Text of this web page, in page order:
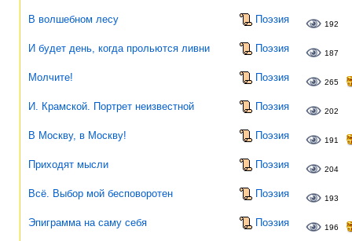
В волшебном лесу Поэзия 192
И будет день, когда прольются ливни Поэзия 187
Молчите! Поэзия 265
И. Крамской. Портрет неизвестной Поэзия 202
В Москву, в Москву! Поэзия 191
Приходят мысли Поэзия 204
Всё. Выбор мой бесповоротен Поэзия 193
Эпиграмма на саму себя Поэзия 196